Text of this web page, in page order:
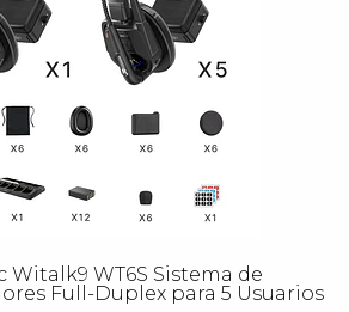
Witalk9 WT6S Sistema de
Full-Duplex para 5 Usuarios